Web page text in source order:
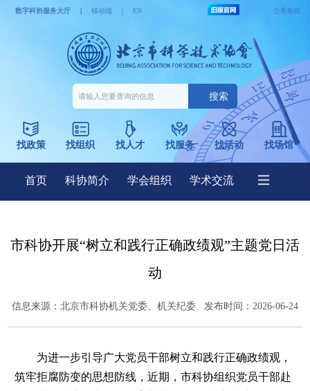
市科协开展“树立和践行正确政绩观”主题党日活
动
信息来源： 北京市科协机关党委、机关纪委 发布时间：2026-06-24
为进一步引导广大党员干部树立和践行正确政绩观，
筑牢拒腐防变的思想防线，近期，市科协组织党员干部赴